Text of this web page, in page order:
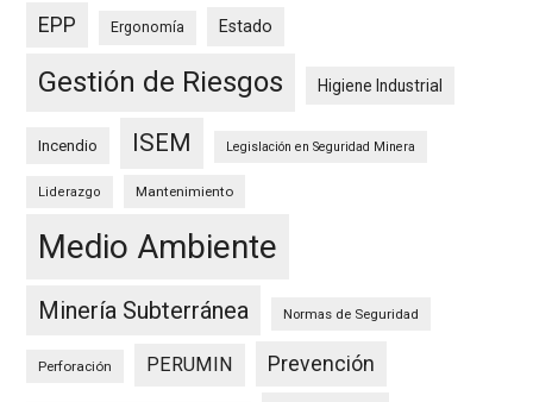
EPP Ergonomía Estado
Gestión de Riesgos Higiene Industrial
Incendio ISEM Legislación en Seguridad Minera
Liderazgo Mantenimiento
Medio Ambiente
Minería Subterránea Normas de Seguridad
Perforación PERUMIN Prevención